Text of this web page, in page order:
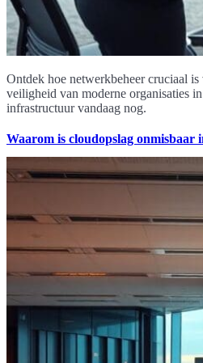
Ontdek hoe netwerkbeheer cruciaal
veiligheid van moderne organisaties
infrastructuur vandaag nog.
Waarom is cloudopslag onmisbaar